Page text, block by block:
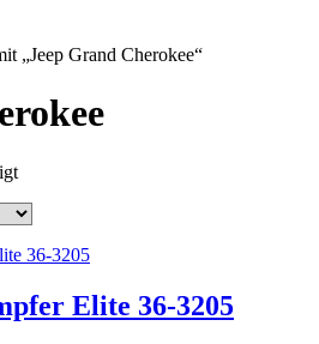
„Jeep Grand Cherokee“
Nach
sortiert
Elite 36-3205